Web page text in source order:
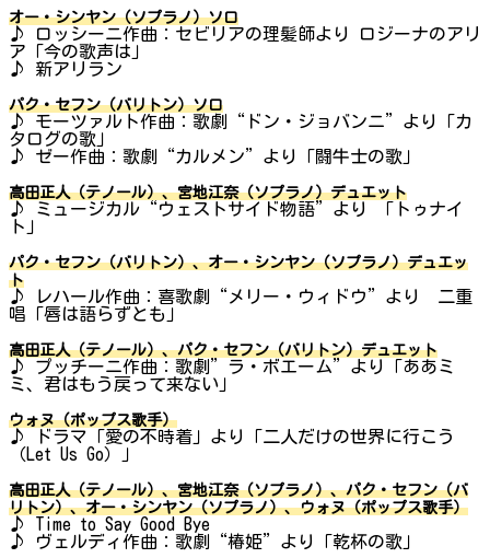
オー・シンヤン（ソプラノ）ソロ
♪ ロッシーニ作曲：セビリアの理髪師より ロジーナのアリ
ア「今の歌声は」
♪ 新アリラン
パク・セフン（バリトン）ソロ
♪ モーツァルト作曲：歌劇“ドン・ジョバンニ”より「カ
タログの歌」
♪ ゼー作曲：歌劇“カルメン”より「闘牛士の歌」
高田正人（テノール）、宮地江奈（ソプラノ）デュエット
♪ ミュージカル“ウェストサイド物語”より 「トゥナイ
ト」
パク・セフン（バリトン）、オー・シンヤン（ソプラノ）デュエッ
ト
♪ レハール作曲：喜歌劇“メリー・ウィドウ”より 二重
唱「唇は語らずとも」
高田正人（テノール）、パク・セフン（バリトン）デュエット
♪ プッチーニ作曲：歌劇”ラ・ボエーム”より「ああミ
ミ、君はもう戻って来ない」
ウォヌ（ポップス歌手）
♪ ドラマ「愛の不時着」より「二人だけの世界に行こう
（Let Us Go）」
高田正人（テノール）、宮地江奈（ソプラノ）、パク・セフン（バ
リトン）、オー・シンヤン（ソプラノ）、ウォヌ（ポップス歌手）
♪ Time to Say Good Bye
♪ ヴェルディ作曲：歌劇“椿姫”より「乾杯の歌」